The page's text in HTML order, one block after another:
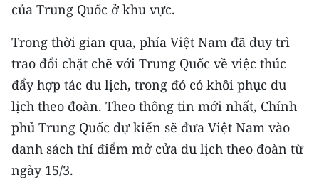
Media Kinh tế
Media Văn hóa
Media Xã hội
Media Pháp luật
Media Du lịch
Media Thế giới
của Trung Quốc ở khu vực.
Trong thời gian qua, phía Việt Nam đã duy trì
trao đổi chặt chẽ với Trung Quốc về việc thúc
đẩy hợp tác du lịch, trong đó có khôi phục du
lịch theo đoàn. Theo thông tin mới nhất, Chính
phủ Trung Quốc dự kiến sẽ đưa Việt Nam vào
danh sách thí điểm mở cửa du lịch theo đoàn từ
ngày 15/3.